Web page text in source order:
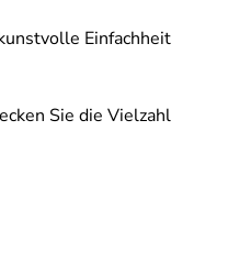
Einfachheit
Sie die Vielzahl